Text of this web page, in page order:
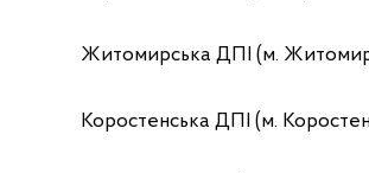
Житомирська ДПІ (м.
Коростенська ДПІ (м.